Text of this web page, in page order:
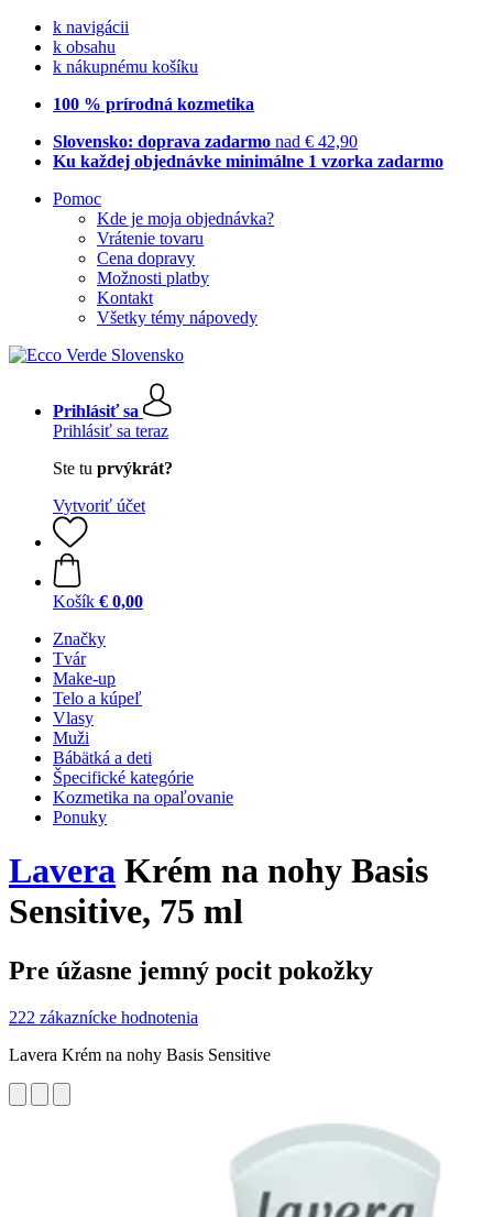
k navigácii
k obsahu
k nákupnému košíku
100 % prírodná kozmetika
Slovensko: doprava zadarmo nad € 42,90
Ku každej objednávke minimálne 1 vzorka zadarmo
Pomoc
Kde je moja objednávka?
Vrátenie tovaru
Cena dopravy
Možnosti platby
Kontakt
Všetky témy nápovedy
Prihlásiť sa
Prihlásiť sa teraz
Ste tu prvýkrát?
Vytvoriť účet
Košík € 0,00
Značky
Tvár
Make-up
Telo a kúpeľ
Vlasy
Muži
Bábätká a deti
Špecifické kategórie
Kozmetika na opaľovanie
Ponuky
Lavera Krém na nohy Basis
Sensitive, 75 ml
Pre úžasne jemný pocit pokožky
222 zákaznícke hodnotenia
Lavera Krém na nohy Basis Sensitive